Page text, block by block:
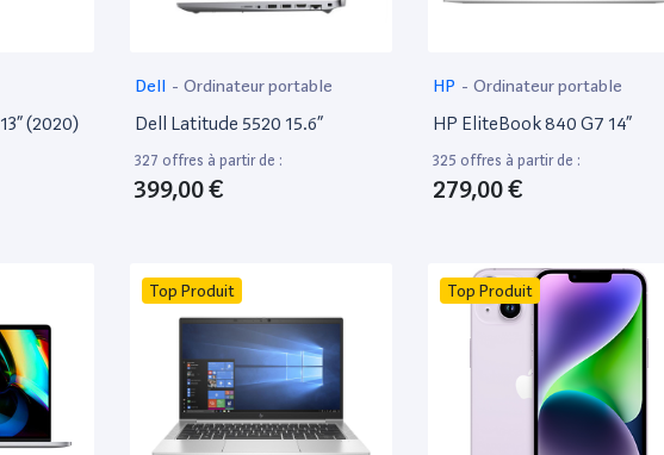
(2020)
Dell - Ordinateur portable
Dell Latitude 5520 15.6”
327 offres à partir de :
399,00 €
HP - Ordinateur portable
HP EliteBook 840 G7 14”
325 offres à partir de :
279,00 €
Top Produit Top Produit